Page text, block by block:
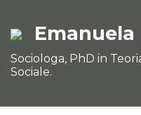
Sociologa, PhD in
Sociale.